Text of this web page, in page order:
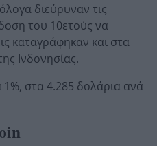
διεύρυναν τις
του 10ετούς να
καταγράφηκαν και στα
Ινδονησίας.
στα 4.285 δολάρια ανά